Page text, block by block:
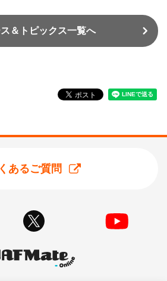
＆トピックス一覧へ
あるご質問